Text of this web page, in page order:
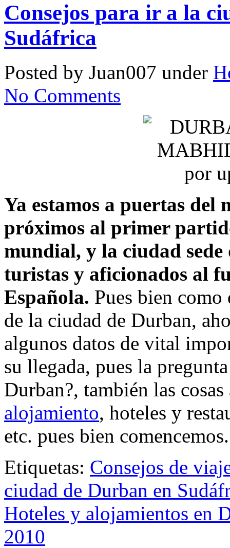
Consejos para ir a la
Sudáfrica
Posted by Juan007 under
No Comments
Ya estamos a puertas
próximos al primer
mundial, y la ciudad sede
turistas y aficionados al
Española. Pues bien
de la ciudad de Durban,
algunos datos de vital
su llegada, pues la
Durban?, también las
alojamiento, hoteles y
etc. pues bien
Etiquetas: Consejos de
ciudad de Durban en
Hoteles y alojamientos en
2010